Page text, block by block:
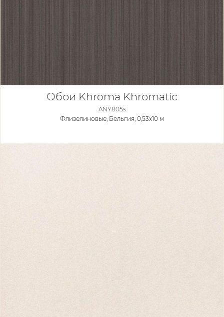
Обои Khroma Khromatic
ANY805s
Флизелиновые, Бельгия, 0,53x10 м